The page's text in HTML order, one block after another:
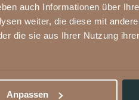
auch Informationen über
weiter, die diese mit
die sie aus Ihrer Nutzung
Anpassen
4